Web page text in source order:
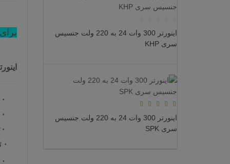
اینورتر 300 وات 24 به 220 ولت جنسیس
سری KHP
اینورتر 300 وات 24 به 220 ولت جنسیس
سری SPK
·
·
·
·
.